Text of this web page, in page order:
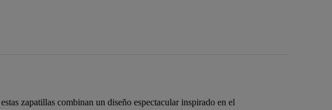
zapatillas combinan un diseño espectacular inspirado en el